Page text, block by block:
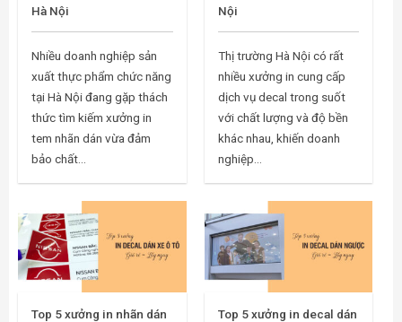
Hà Nội
Nhiều doanh nghiệp sản
xuất thực phẩm chức năng
tại Hà Nội đang gặp thách
thức tìm kiếm xưởng in
tem nhãn dán vừa đảm
bảo chất...
Nội
Thị trường Hà Nội có rất
nhiều xưởng in cung cấp
dịch vụ decal trong suốt
với chất lượng và độ bền
khác nhau, khiến doanh
nghiệp...
Top 5 xưởng in nhãn dán
Top 5 xưởng in decal dán